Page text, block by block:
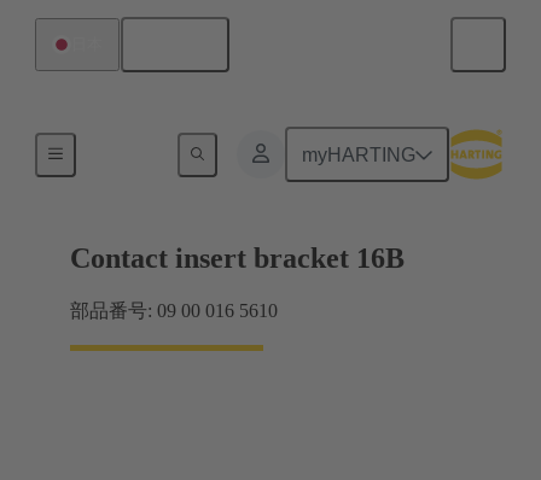
myHARTING
Contact insert bracket 16B
部品番号: 09 00 016 5610